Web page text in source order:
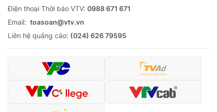
Ðiện thoại Thời báo VTV: 0988 671 671
Email: toasoan@vtv.vn
Liên hệ quảng cáo: (024) 626 79595